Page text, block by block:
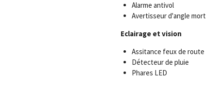
Alarme antivol
Avertisseur d'angle mort
Eclairage et vision
Assitance feux de route
Détecteur de pluie
Phares LED